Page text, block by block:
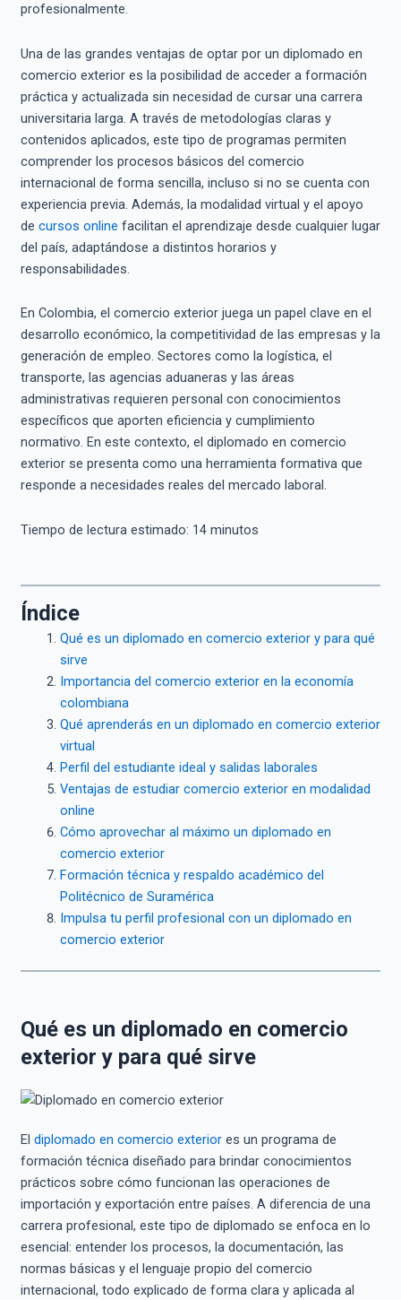
profesionalmente.
Una de las grandes ventajas de optar por un diplomado en
comercio exterior es la posibilidad de acceder a formación
práctica y actualizada sin necesidad de cursar una carrera
universitaria larga. A través de metodologías claras y
contenidos aplicados, este tipo de programas permiten
comprender los procesos básicos del comercio
internacional de forma sencilla, incluso si no se cuenta con
experiencia previa. Además, la modalidad virtual y el apoyo
de cursos online facilitan el aprendizaje desde cualquier lugar
del país, adaptándose a distintos horarios y
responsabilidades.
En Colombia, el comercio exterior juega un papel clave en el
desarrollo económico, la competitividad de las empresas y la
generación de empleo. Sectores como la logística, el
transporte, las agencias aduaneras y las áreas
administrativas requieren personal con conocimientos
específicos que aporten eficiencia y cumplimiento
normativo. En este contexto, el diplomado en comercio
exterior se presenta como una herramienta formativa que
responde a necesidades reales del mercado laboral.
Tiempo de lectura estimado: 14minutos
Índice
Qué es un diplomado en comercio exterior y para qué
sirve
Importancia del comercio exterior en la economía
colombiana
Qué aprenderás en un diplomado en comercio exterior
virtual
Perfil del estudiante ideal y salidas laborales
Ventajas de estudiar comercio exterior en modalidad
online
Cómo aprovechar al máximo un diplomado en
comercio exterior
Formación técnica y respaldo académico del
Politécnico de Suramérica
Impulsa tu perfil profesional con un diplomado en
comercio exterior
Qué es un diplomado en comercio
exterior y para qué sirve
El diplomado en comercio exteriores un programa de
formación técnica diseñado para brindar conocimientos
prácticos sobre cómo funcionan las operaciones de
importación y exportación entre países. A diferencia de una
carrera profesional, este tipo de diplomado se enfoca en lo
esencial: entender los procesos, la documentación, las
normas básicas y el lenguaje propio del comercio
internacional, todo explicado de forma clara y aplicada al